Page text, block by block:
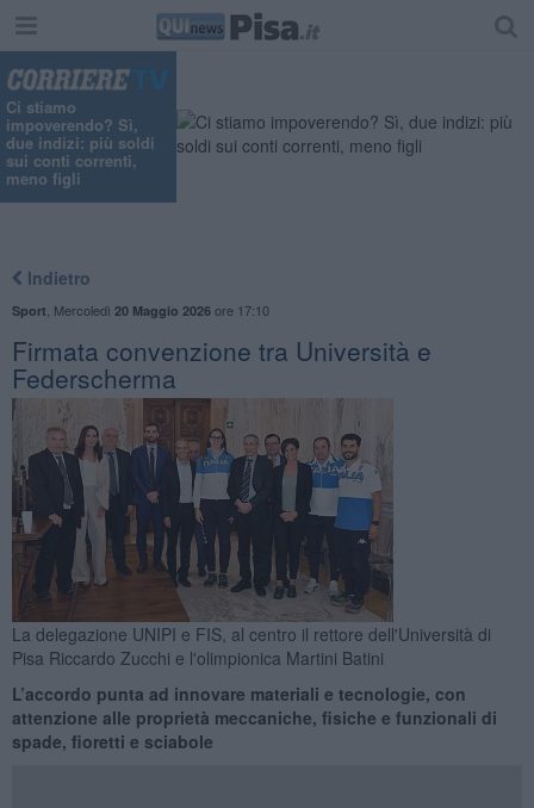
Ci stiamo
impoverendo? Sì,
due indizi: più soldi
sui conti correnti,
meno figli
Indietro
Sport Mercoledì 20 Maggio 2026ore 17:10
Firmata convenzione tra Università e
Federscherma
La delegazione UNIPI e FIS, al centro il rettore dell'Università di
Pisa Riccardo Zucchi e l'olimpionica Martini Batini
L’accordo punta ad innovare materiali e tecnologie, con
attenzione alle proprietà meccaniche, fisiche e funzionali di
spade, fioretti e sciabole